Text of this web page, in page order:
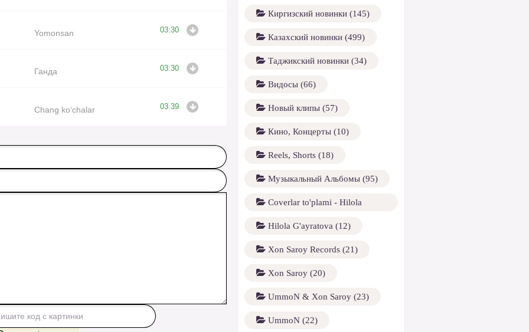
Yomonsan 03:30
Ганда 03:30
Chang ko‘chalar 03:39
Киргизский новинки (145)
Казахский новинки (499)
Таджикский новинки (34)
Видосы (66)
Новый клипы (57)
Кино, Концерты (10)
Reels, Shorts (18)
Музыкальный Альбомы (95)
Coverlar to'plami - Hilola
G'ayratova (13)
Hilola G'ayratova (12)
Xon Saroy Records (21)
Xon Saroy (20)
UmmoN & Xon Saroy (23)
UmmoN (22)